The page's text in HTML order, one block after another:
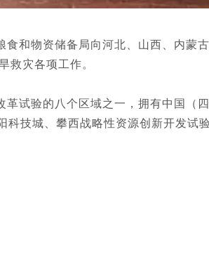
和物资储备局向河北、山西、内蒙
救灾各项工作。
试验的八个区域之一，拥有中国（四
科技城、攀西战略性资源创新开发试